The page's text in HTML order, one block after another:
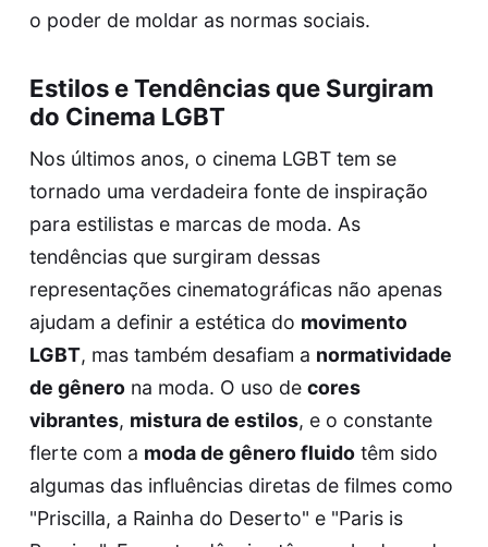
o poder de moldar as normas sociais.
Estilos e Tendências que Surgiram
do Cinema LGBT
Nos últimos anos, o cinema LGBT tem se
tornado uma verdadeira fonte de inspiração
para estilistas e marcas de moda. As
tendências que surgiram dessas
representações cinematográficas não apenas
ajudam a definir a estética do movimento
LGBT, mas também desafiam a normatividade
de gênerona moda. O uso de cores
vibrantes, mistura de estilos, e o constante
flerte com a moda de gênero fluidotêm sido
algumas das influências diretas de filmes como
"Priscilla, a Rainha do Deserto" e "Paris is